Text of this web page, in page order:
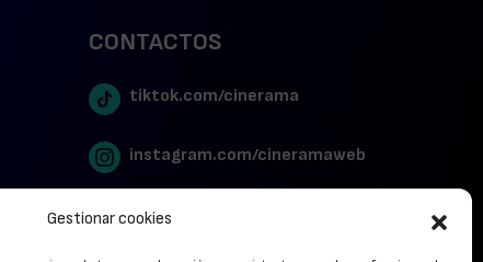
Gestionar cookies
CONTACTOS
tiktok.com/cinerama
instagram.com/cineramaweb
twitter.com/cinerames